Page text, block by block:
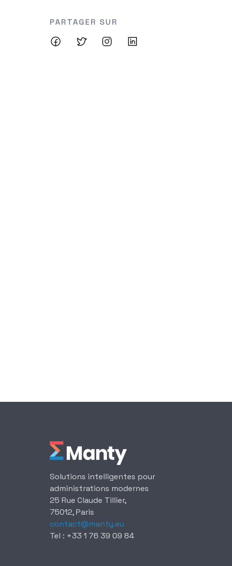
PARTAGER SUR
Solutions intelligentes pour
administrations modernes
25 Rue Claude Tillier,
75012, Paris
contact@manty.eu
Tel : +33 1 76 39 09 84